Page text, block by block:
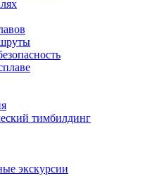
тимбилдинг
экскурсии